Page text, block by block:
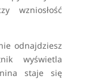
wzniosłość
odnajdziesz
wyświetla
staje się